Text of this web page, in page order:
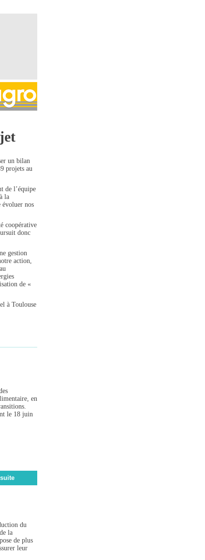
un bilan
projets au
de l’équipe
la
évoluer nos
coopérative
donc
gestion
action,
de «
à Toulouse
en
le 18 juin
du
la
de plus
leur